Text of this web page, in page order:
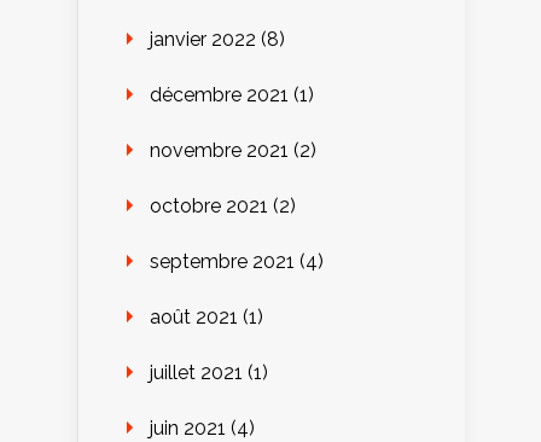
janvier 2022 (8)
décembre 2021 (1)
novembre 2021 (2)
octobre 2021 (2)
septembre 2021 (4)
août 2021 (1)
juillet 2021 (1)
juin 2021 (4)